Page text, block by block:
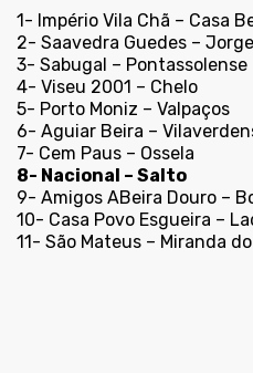
1- Império Vila Chã – Casa
2- Saavedra Guedes –
3- Sabugal – Pontassolense
4- Viseu 2001 – Chelo
5- Porto Moniz – Valpaços
6- Aguiar Beira –
7- Cem Paus – Ossela
8- Nacional – Salto
9- Amigos ABeira Douro –
10- Casa Povo Esgueira –
11- São Mateus – Miranda